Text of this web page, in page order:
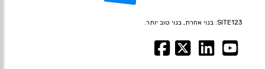
SITE123: בנוי אחרת, בנוי טוב יותר.